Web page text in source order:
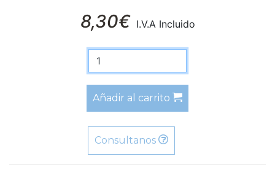
8,30€ I.V.A Incluido
Añadir al carrito
Consultanos